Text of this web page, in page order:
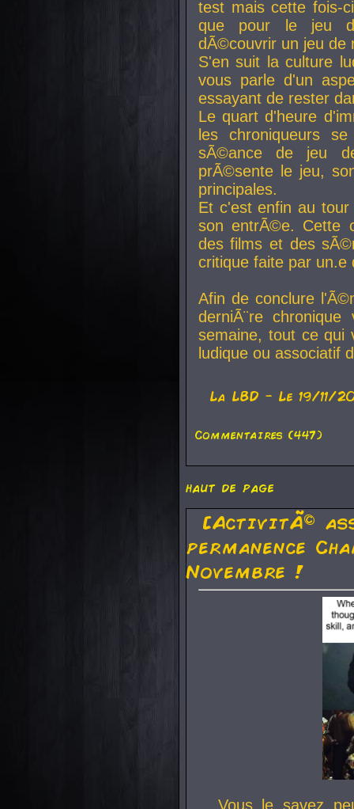
test mais cette fois-
que pour le jeu
dÃ©couvrir un jeu de
S'en suit la culture
vous parle d'un
essayant de rester
Le quart d'heure
les chroniqueurs
sÃ©ance de jeu
prÃ©sente le jeu,
principales.
Et c'est enfin au
son entrÃ©e. Cette
des films et des
critique faite par
Afin de conclure
derniÃ¨re
semaine, tout ce qui
ludique ou associatif
La LBD - Le 19/11/
Commentaires (447)
haut de page
[ActivitÃ©
permanence
Novembre !
Vous le savez